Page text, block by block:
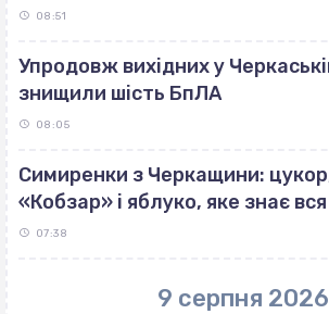
08:51
Упродовж вихідних у
знищили шість БпЛА
08:05
Симиренки з Черкащини:
«Кобзар» і яблуко, яке знає
07:38
9 серпня 2026